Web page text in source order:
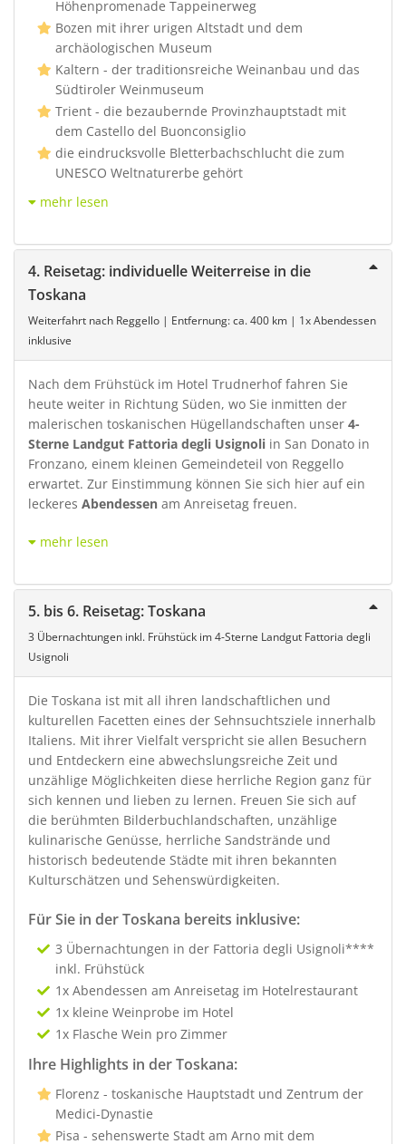
Höhenpromenade Tappeinerweg
Bozen mit ihrer urigen Altstadt und dem
archäologischen Museum
Kaltern - der traditionsreiche Weinanbau und das
Südtiroler Weinmuseum
Trient - die bezaubernde Provinzhauptstadt mit
dem Castello del Buonconsiglio
die eindrucksvolle Bletterbachschlucht die zum
UNESCO Weltnaturerbe gehört
mehr lesen
4. Reisetag: individuelle Weiterreise in die
Toskana
Weiterfahrt nach Reggello | Entfernung: ca. 400 km | 1x Abendessen
inklusive
Nach dem Frühstück im Hotel Trudnerhof fahren Sie
heute weiter in Richtung Süden, wo Sie inmitten der
malerischen toskanischen Hügellandschaften unser 4-
Sterne Landgut Fattoria degli Usignoli in San Donato in
Fronzano, einem kleinen Gemeindeteil von Reggello
erwartet. Zur Einstimmung können Sie sich hier auf ein
leckeres Abendessen am Anreisetag freuen.
mehr lesen
5. bis 6. Reisetag: Toskana
3 Übernachtungen inkl. Frühstück im 4-Sterne Landgut Fattoria degli
Usignoli
Die Toskana ist mit all ihren landschaftlichen und
kulturellen Facetten eines der Sehnsuchtsziele innerhalb
Italiens. Mit ihrer Vielfalt verspricht sie allen Besuchern
und Entdeckern eine abwechslungsreiche Zeit und
unzählige Möglichkeiten diese herrliche Region ganz für
sich kennen und lieben zu lernen. Freuen Sie sich auf
die berühmten Bilderbuchlandschaften, unzählige
kulinarische Genüsse, herrliche Sandstrände und
historisch bedeutende Städte mit ihren bekannten
Kulturschätzen und Sehenswürdigkeiten.
Für Sie in der Toskana bereits inklusive:
3 Übernachtungen in der Fattoria degli Usignoli****
inkl. Frühstück
1x Abendessen am Anreisetag im Hotelrestaurant
1x kleine Weinprobe im Hotel
1x Flasche Wein pro Zimmer
Ihre Highlights in der Toskana:
Florenz - toskanische Hauptstadt und Zentrum der
Medici-Dynastie
Pisa - sehenswerte Stadt am Arno mit dem